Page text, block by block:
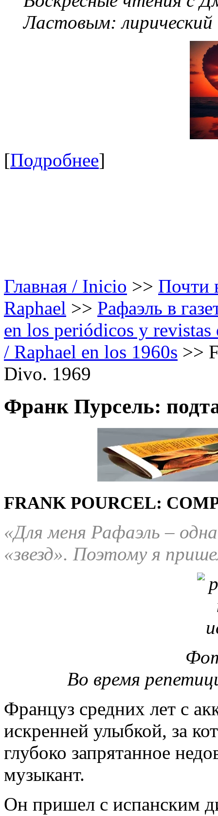
Ластовым:
[Подробнее]
Главная / Inicio >> Почти
Raphael >> Рафаэль в
en los periódicos y
/ Raphael en los 1960s >>
Divo. 1969
Франк Пурсель:
FRANK POURCEL:
«Для меня Рафаэль –
«звезд». Поэтому я
Во время
Француз средних лет с
искренней улыбкой, за
глубоко запрятанное
музыкант.
Он пришел с испанским